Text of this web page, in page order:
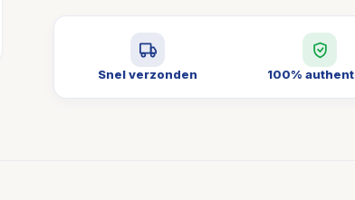
Snel verzonden 100%